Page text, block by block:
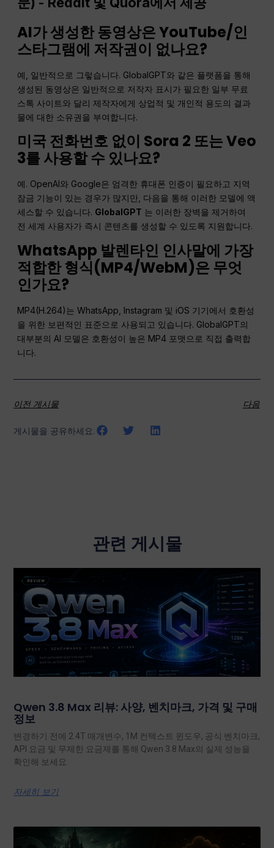
AI가 생성한 동영상은 YouTube/인
스타그램에 저작권이 없나요?
예, 일반적으로 그렇습니다. GlobalGPT와 같은 플랫폼을 통해
생성된 동영상은 일반적으로 저작자 표시가 필요한 일부 무료
스톡 사이트와 달리 제작자에게 상업적 및 개인적 용도의 결과
물에 대한 소유권을 부여합니다.
미국 전화번호 없이 Sora 2 또는 Veo
3를 사용할 수 있나요?
예. OpenAI와 Google은 엄격한 휴대폰 인증이 필요하고 지역
잠금 기능이 있는 경우가 많지만, 다음을 통해 이러한 모델에 액
세스할 수 있습니다. GlobalGPT 는 이러한 장벽을 제거하여
전 세계 사용자가 즉시 콘텐츠를 생성할 수 있도록 지원합니다.
WhatsApp 발렌타인 인사말에 가장
적합한 형식(MP4/WebM)은 무엇
인가요?
MP4(H.264)는 WhatsApp, Instagram 및 iOS 기기에서 호환성
을 위한 보편적인 표준으로 사용되고 있습니다. GlobalGPT의
대부분의 AI 모델은 호환성이 높은 MP4 포맷으로 직접 출력합
니다.
이전 게시물 다음
게시물을 공유하세요:
관련 게시물
Qwen 3.8 Max 리뷰: 사양, 벤치마크, 가격 및 구매
정보
변경하기 전에 2.4T 매개변수, 1M 컨텍스트 윈도우, 공식 벤치마크,
API 요금 및 무제한 요금제를 통해 Qwen 3.8 Max의 실제 성능을
확인해 보세요.
자세히 보기